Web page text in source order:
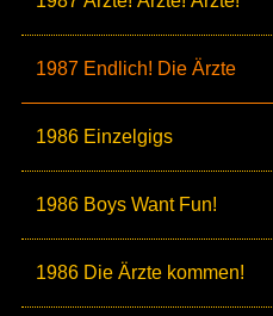
1987 Endlich! Die Ärzte
1986 Einzelgigs
1986 Boys Want Fun!
1986 Die Ärzte kommen!